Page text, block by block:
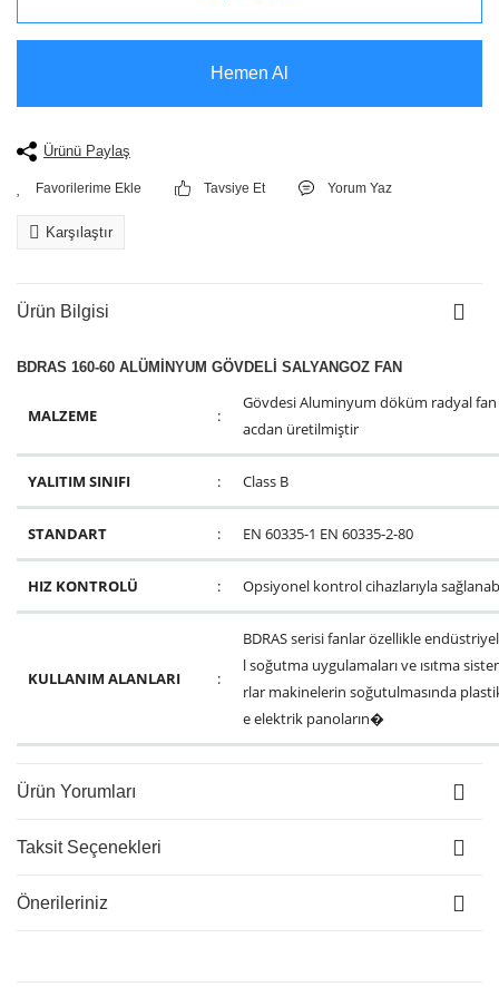
Hemen Al
Ürünü Paylaş
Tavsiye Et Yorum Yaz
Karşılaştır
Ürün Bilgisi
BDRAS 160-60 ALÜMİNYUM GÖVDELİ SALYANGOZ FAN
MALZEME :
Gövdesi Aluminyum döküm radyal fan
acdan üretilmiştir
YALITIM SINIFI : Class B
STANDART : EN 60335-1 EN 60335-2-80
HIZ KONTROLÜ : Opsiyonel kontrol cihazlarıyla
KULLANIM ALANLARI :
BDRAS serisi fanlar özellikle
l soğutma uygulamaları ve ısıtma
rlar makinelerin soğutulmasında
e elektrik panoların�
Ürün Yorumları
Taksit Seçenekleri
Önerileriniz